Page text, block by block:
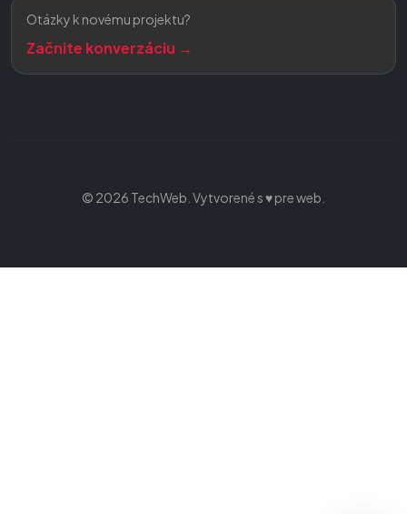
Otázky k novému projektu?
Začnite konverzáciu →
© 2026 TechWeb. Vytvorené s ♥ pre web.